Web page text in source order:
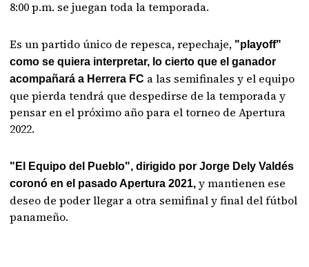
8:00 p.m. se juegan toda la temporada.
Es un partido único de repesca, repechaje, "playoff"
como se quiera interpretar, lo cierto que el ganador
acompañará a Herrera FC a las semifinales y el equipo
que pierda tendrá que despedirse de la temporada y
pensar en el próximo año para el torneo de Apertura
2022.
"El Equipo del Pueblo", dirigido por Jorge Dely Valdés
coronó en el pasado Apertura 2021, y mantienen ese
deseo de poder llegar a otra semifinal y final del fútbol
panameño.